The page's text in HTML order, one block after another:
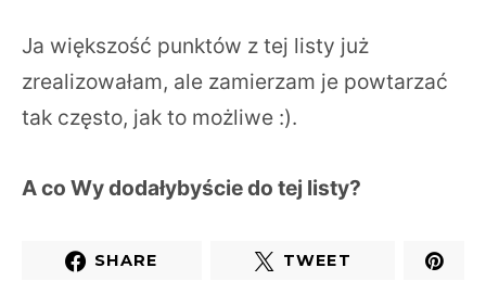
Ja większość punktów z tej listy już
zrealizowałam, ale zamierzam je powtarzać
tak często, jak to możliwe :).
A co Wy dodałybyście do tej listy?
SHARE TWEET